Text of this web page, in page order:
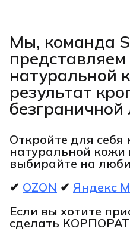
Мы, команда
натуральной
результат
Откройте для себя
натуральной кожи
выбирайте на
✔ OZON ✔ Яндекс
Если вы хотите
сделать